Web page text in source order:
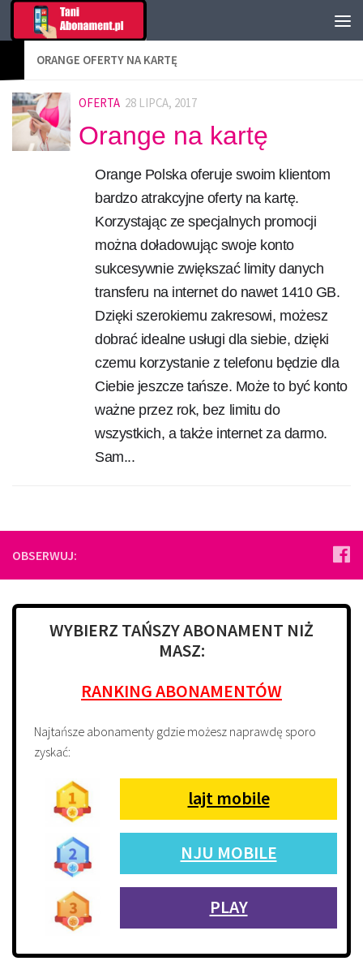
ORANGE OFERTY NA KARTĘ
OFERTA 28 LIPCA, 2017
Orange na kartę
Orange Polska oferuje swoim klientom
bardzo atrakcyjne oferty na kartę.
Korzystając ze specjalnych promocji
można doładowując swoje konto
sukcesywnie zwiększać limity danych
transferu na internet do nawet 1410 GB.
Dzięki szerokiemu zakresowi, możesz
dobrać idealne usługi dla siebie, dzięki
czemu korzystanie z telefonu będzie dla
Ciebie jeszcze tańsze. Może to być konto
ważne przez rok, bez limitu do
wszystkich, a także internet za darmo.
Sam...
OBSERWUJ:
WYBIERZ TAŃSZY ABONAMENT NIŻ
MASZ:
RANKING ABONAMENTÓW
Najtańsze abonamenty gdzie możesz naprawdę sporo
zyskać:
lajt mobile
NJU MOBILE
PLAY